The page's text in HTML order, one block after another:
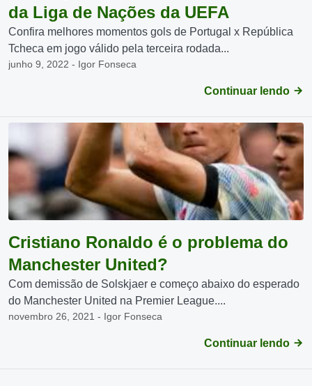
da Liga de Nações da UEFA
Confira melhores momentos gols de Portugal x República
Tcheca em jogo válido pela terceira rodada...
junho 9, 2022 - Igor Fonseca
Continuar lendo
Cristiano Ronaldo é o problema do
Manchester United?
Com demissão de Solskjaer e começo abaixo do esperado
do Manchester United na Premier League....
novembro 26, 2021 - Igor Fonseca
Continuar lendo